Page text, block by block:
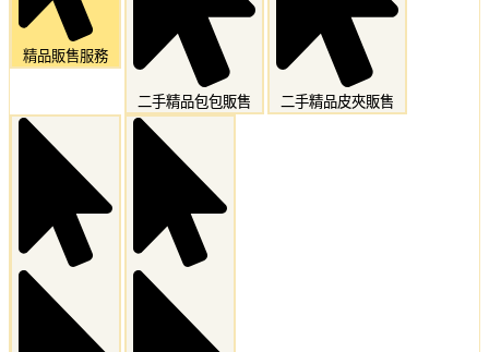
精品販售服務
二手精品包包販售 二手精品皮夾販售